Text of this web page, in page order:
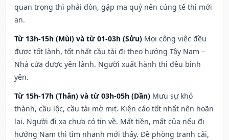
quan trọng thì phải đòn, gặp ma quỷ nên cúng tế thì mới
an.
Từ 13h-15h (Mùi) và từ 01-03h (Sửu) Mọi công việc đều
được tốt lành, tốt nhất cầu tài đi theo hướng Tây Nam –
Nhà cửa được yên lành. Người xuất hành thì đều bình
yên.
Từ 15h-17h (Thân) và từ 03h-05h (Dần) Mưu sự khó
thành, cầu lộc, cầu tài mờ mịt. Kiện cáo tốt nhất nên hoãn
lại. Người đi xa chưa có tin về. Mất tiền, mất của nếu đi
hướng Nam thì tìm nhanh mới thấy. Đề phòng tranh cãi,